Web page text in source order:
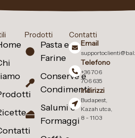
Prodotti
Pasta e
Farine
Conserve e
Condimenti
Salumi e
Formaggi
Contatti
Email
Telefono
+36 706
706 635
Indirizzi
Budapest,
Kazah utca,
8 - 1103